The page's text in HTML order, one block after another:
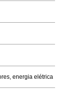
energia elétrica